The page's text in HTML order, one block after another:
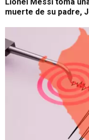
muerte de su padre,